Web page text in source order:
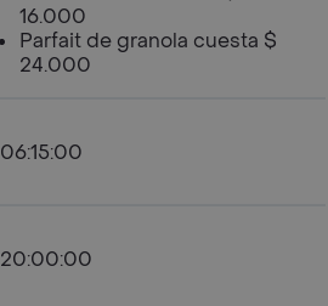
16.000
Parfait de granola cuesta $
24.000
06:15:00
20:00:00